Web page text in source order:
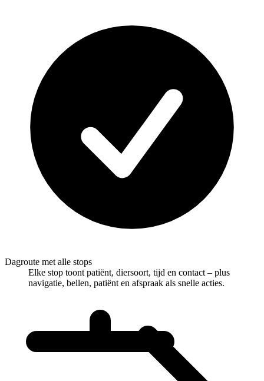
Dagroute met alle stops
Elke stop toont patiënt, diersoort, tijd en contact – plus
navigatie, bellen, patiënt en afspraak als snelle acties.